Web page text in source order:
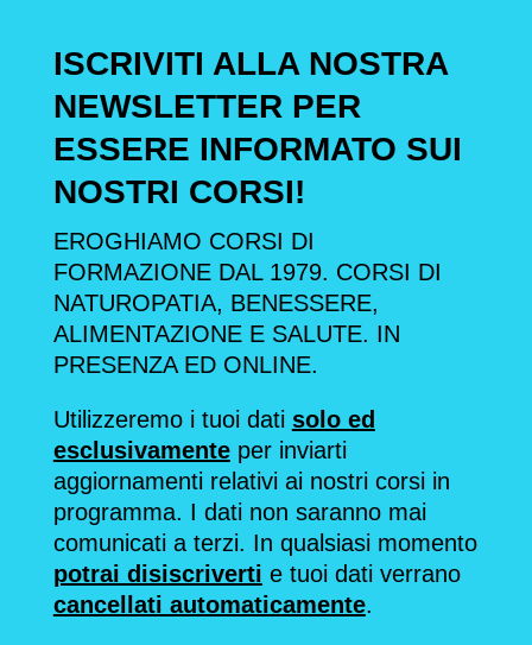
ISCRIVITI ALLA NOSTRA
NEWSLETTER PER
ESSERE INFORMATO SUI
NOSTRI CORSI!
EROGHIAMO CORSI DI
FORMAZIONE DAL 1979. CORSI DI
NATUROPATIA, BENESSERE,
ALIMENTAZIONE E SALUTE. IN
PRESENZA ED ONLINE.
Utilizzeremo i tuoi dati solo ed
esclusivamente per inviarti
aggiornamenti relativi ai nostri corsi in
programma. I dati non saranno mai
comunicati a terzi. In qualsiasi momento
potrai disiscriverti e tuoi dati verrano
cancellati automaticamente.